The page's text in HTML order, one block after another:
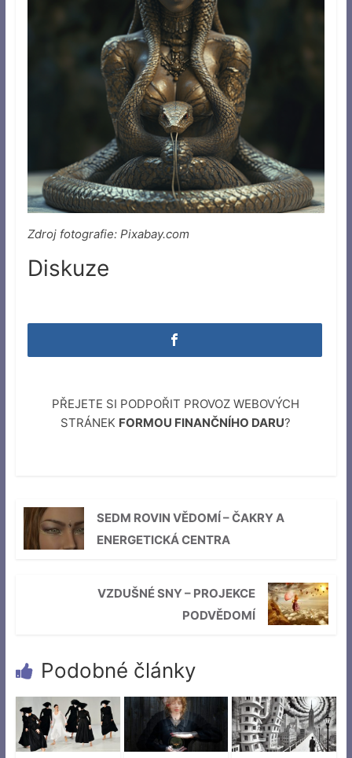
Zdroj fotografie: Pixabay.com
Diskuze
PŘEJETE SI PODPOŘIT PROVOZ WEBOVÝCH
STRÁNEK FORMOU FINANČNÍHO DARU?
SEDM ROVIN VĚDOMÍ – ČAKRY A
ENERGETICKÁ CENTRA
VZDUŠNÉ SNY – PROJEKCE
PODVĚDOMÍ
Podobné články